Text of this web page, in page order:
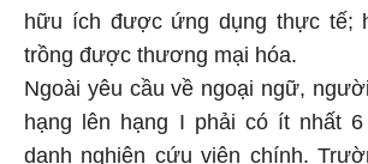
hữu ích được ứng dụng thực tế;
trồng được thương mại hóa.
Ngoài yêu cầu về ngoại ngữ,
hạng lên hạng I phải có ít nhất
danh nghiên cứu viên chính.